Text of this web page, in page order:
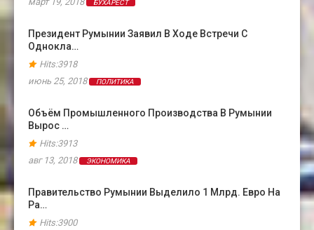
БУХАРЕСТ
Президент Румынии Заявил В Ходе Встречи С
Однокла…
Hits:3918
июнь 25, 2018
ПОЛИТИКА
Объём Промышленного Производства В Румынии
Вырос …
Hits:3913
авг 13, 2018
ЭКОНОМИКА
Правительство Румынии Выделило 1 Млрд. Евро На
Ра…
Hits:3900